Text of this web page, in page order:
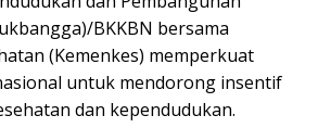
BKKBN bersama
(Kemenkes) memperkuat
untuk mendorong insentif
dan kependudukan.